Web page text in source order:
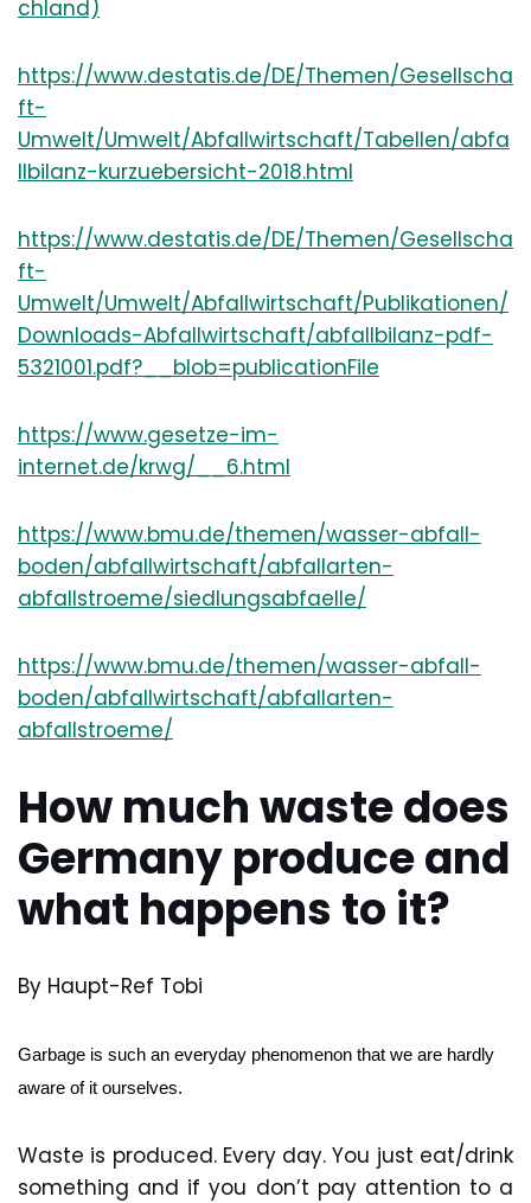
chland)
https://www.destatis.de/DE/Themen/Gesellscha
ft-
Umwelt/Umwelt/Abfallwirtschaft/Tabellen/abfa
llbilanz-kurzuebersicht-2018.html
https://www.destatis.de/DE/Themen/Gesellscha
ft-
Umwelt/Umwelt/Abfallwirtschaft/Publikationen/
Downloads-Abfallwirtschaft/abfallbilanz-pdf-
5321001.pdf?__blob=publicationFile
https://www.gesetze-im-
internet.de/krwg/__6.html
https://www.bmu.de/themen/wasser-abfall-
boden/abfallwirtschaft/abfallarten-
abfallstroeme/siedlungsabfaelle/
https://www.bmu.de/themen/wasser-abfall-
boden/abfallwirtschaft/abfallarten-
abfallstroeme/
How much waste does
Germany produce and
what happens to it?
By Haupt-Ref Tobi
Garbage is such an everyday phenomenon that we are hardly
aware of it ourselves.
Waste is produced. Every day. You just eat/drink
something and if you don’t pay attention to a